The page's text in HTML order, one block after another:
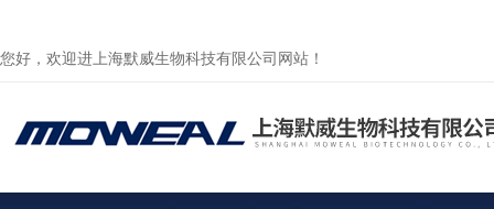
您好，欢迎进上海默威生物科技有限公司网站！